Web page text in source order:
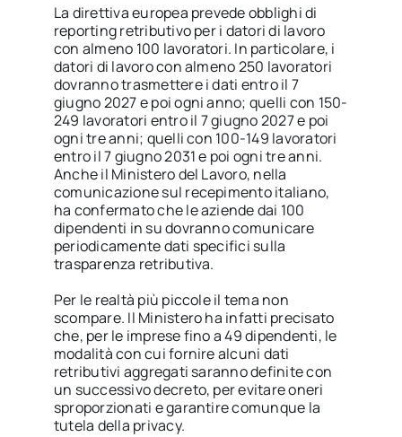
La direttiva europea prevede obblighi di
reporting retributivo per i datori di lavoro
con almeno 100 lavoratori. In particolare, i
datori di lavoro con almeno 250 lavoratori
dovranno trasmettere i dati entro il 7
giugno 2027 e poi ogni anno; quelli con 150-
249 lavoratori entro il 7 giugno 2027 e poi
ogni tre anni; quelli con 100-149 lavoratori
entro il 7 giugno 2031 e poi ogni tre anni.
Anche il Ministero del Lavoro, nella
comunicazione sul recepimento italiano,
ha confermato che le aziende dai 100
dipendenti in su dovranno comunicare
periodicamente dati specifici sulla
trasparenza retributiva.
Per le realtà più piccole il tema non
scompare. Il Ministero ha infatti precisato
che, per le imprese fino a 49 dipendenti, le
modalità con cui fornire alcuni dati
retributivi aggregati saranno definite con
un successivo decreto, per evitare oneri
sproporzionati e garantire comunque la
tutela della privacy.